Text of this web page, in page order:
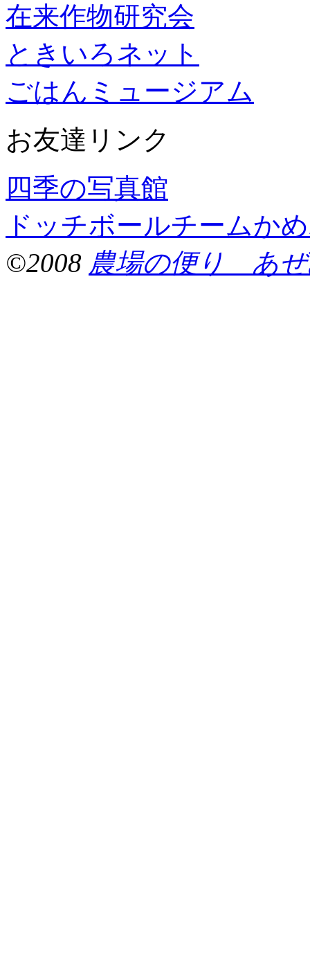
在来作物研究会
ときいろネット
ごはんミュージアム
お友達リンク
四季の写真館
ドッチボールチームか
©2008 農場の便り あぜ